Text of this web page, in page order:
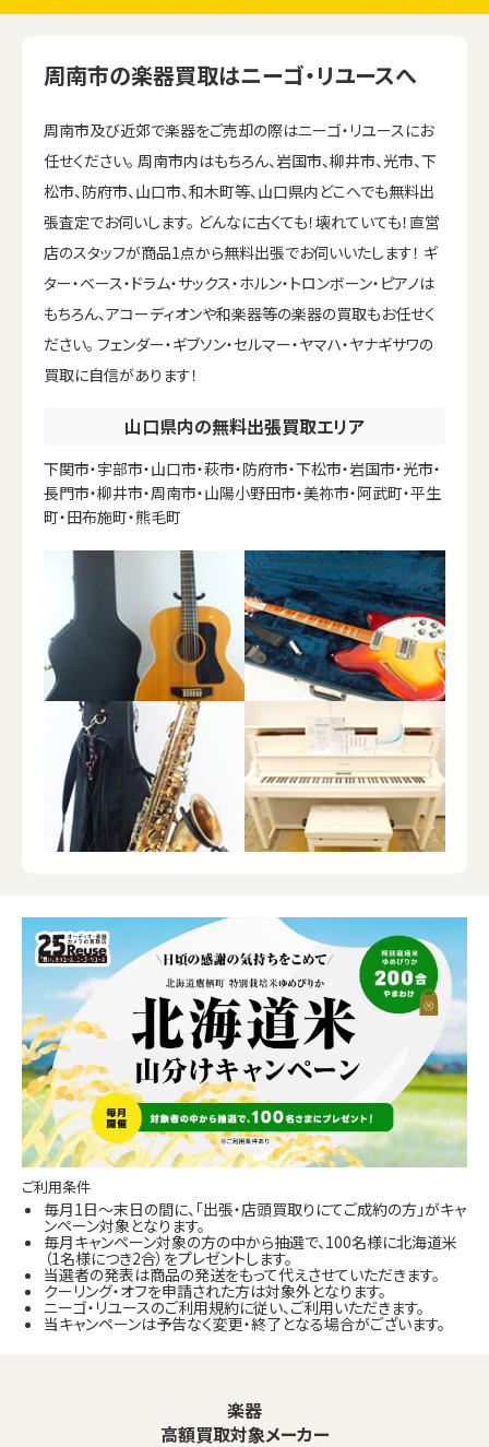
周南市の楽器買取はニーゴ・リユースへ
周南市及び近郊で楽器をご売却の際はニーゴ・リユースにお
任せください。 周南市内はもちろん、岩国市、柳井市、光市、下
松市、防府市、山口市、和木町等、山口県内どこへでも無料出
張査定でお伺いします。 どんなに古くても！壊れていても！直営
店のスタッフが商品1点から無料出張でお伺いいたします！ ギ
ター・ベース・ドラム・サックス・ホルン・トロンボーン・ピアノは
もちろん、アコーディオンや和楽器等の楽器の買取もお任せく
ださい。 フェンダー・ギブソン・セルマー・ヤマハ・ヤナギサワの
買取に自信があります！
山口県内の無料出張買取エリア
下関市・宇部市・山口市・萩市・防府市・下松市・岩国市・光市・
長門市・柳井市・周南市・山陽小野田市・美祢市・阿武町・平生
町・田布施町・熊毛町
ご利用条件
毎月1日～末日の間に、「出張・店頭買取りにてご成約の方」がキャ
ンペーン対象となります。
毎月キャンペーン対象の方の中から抽選で、100名様に北海道米
（1名様につき2合）をプレゼントします。
当選者の発表は商品の発送をもって代えさせていただきます。
クーリング・オフを申請された方は対象外となります。
ニーゴ・リユースのご利用規約に従い、ご利用いただきます。
当キャンペーンは予告なく変更・終了となる場合がございます。
楽器
高額買取対象メーカー